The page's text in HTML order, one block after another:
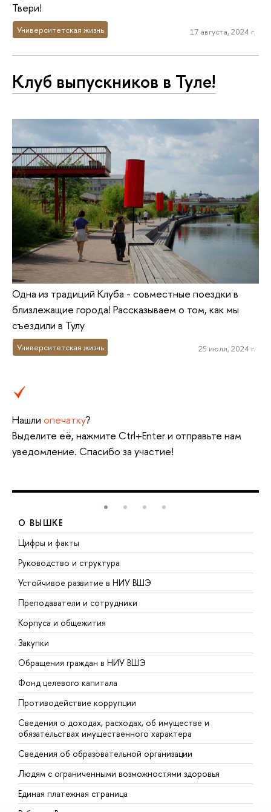
Твери!
Университетская жизнь 17 августа, 2024 г.
Клуб выпускников в Туле!
Одна из традиций Клуба - совместные поездки в
близлежащие города! Рассказываем о том, как мы
съездили в Тулу
Университетская жизнь 25 июля, 2024 г.
Нашли опечатку?
Выделите её, нажмите Ctrl+Enter и отправьте нам
уведомление. Спасибо за участие!
О ВЫШКЕ
Цифры и факты
Руководство и структура
Устойчивое развитие в НИУ ВШЭ
Преподаватели и сотрудники
Корпуса и общежития
Закупки
Обращения граждан в НИУ ВШЭ
Фонд целевого капитала
Противодействие коррупции
Сведения о доходах, расходах, об имуществе и
обязательствах имущественного характера
Сведения об образовательной организации
Людям с ограниченными возможностями здоровья
Единая платежная страница